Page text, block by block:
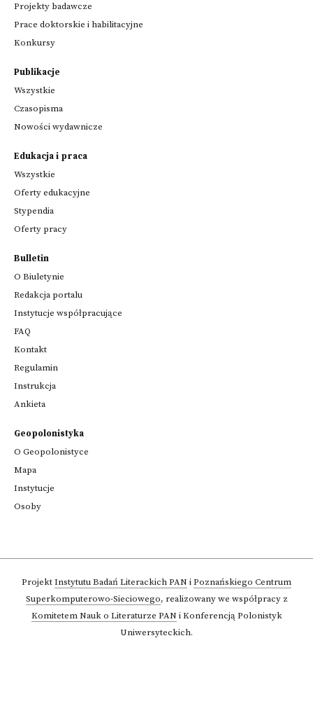
Projekty badawcze
Prace doktorskie i habilitacyjne
Konkursy
Publikacje
Wszystkie
Czasopisma
Nowości wydawnicze
Edukacja i praca
Wszystkie
Oferty edukacyjne
Stypendia
Oferty pracy
Bulletin
O Biuletynie
Redakcja portalu
Instytucje współpracujące
FAQ
Kontakt
Regulamin
Instrukcja
Ankieta
Geopolonistyka
O Geopolonistyce
Mapa
Instytucje
Osoby
ProjektInstytutu Badań Literackich PAN iPoznańskiego Centrum
Superkomputerowo-Sieciowego, realizowany we współpracy z
Komitetem Nauk o Literaturze PAN i Konferencją Polonistyk
Uniwersyteckich.